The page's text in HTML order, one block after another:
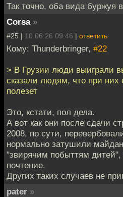
Так точно, оба вида буржуя
Corsa »
#25 | 10.06.26 09:46 | ответить
Кому: Thunderbringer, #22
> В Грузии люди выиграли
сказали людям, что при них
полезет
Это, кстати, пол дела.
А вот как они после сдачи
2008, по сути,
нормально затушили
"звирячим побыттям
почтение.
Других таких случаев не
pater »